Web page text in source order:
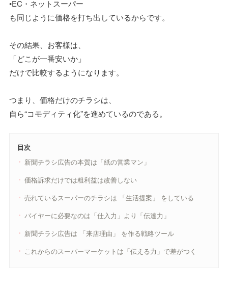
•EC・ネットスーパー
も同じように価格を打ち出しているからです。
その結果、お客様は、
「どこが一番安いか」
だけで比較するようになります。
つまり、価格だけのチラシは、
自ら“コモディティ化”を進めているのである。
目次
新聞チラシ広告の本質は「紙の営業マン」
価格訴求だけでは粗利益は改善しない
売れているスーパーのチラシは 「生活提案」 をしている
バイヤーに必要なのは「仕入力」より「伝達力」
新聞チラシ広告は 「来店理由」 を作る戦略ツール
これからのスーパーマーケットは「伝える力」で差がつく